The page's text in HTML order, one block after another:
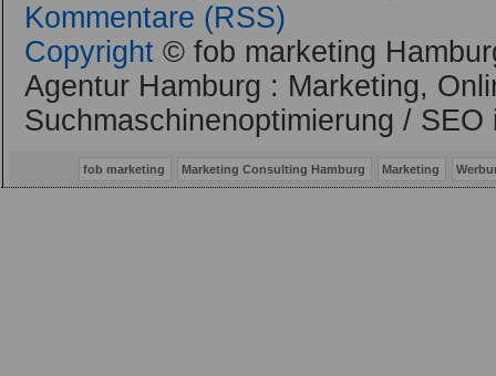
Kommentare (RSS)
Copyright © fob marketing
Agentur Hamburg : Marketing,
Suchmaschinenoptimierung / SEO
fob marketing Marketing Consulting Hamburg Marketing